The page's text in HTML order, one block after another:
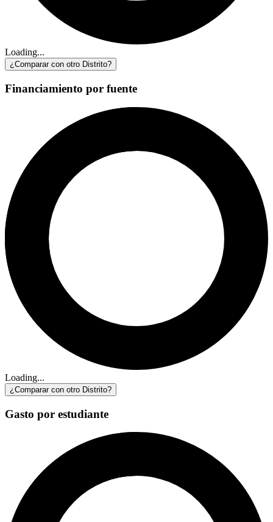
Loading...
¿Comparar con otro Distrito?
Financiamiento por fuente
Loading...
¿Comparar con otro Distrito?
Gasto por estudiante